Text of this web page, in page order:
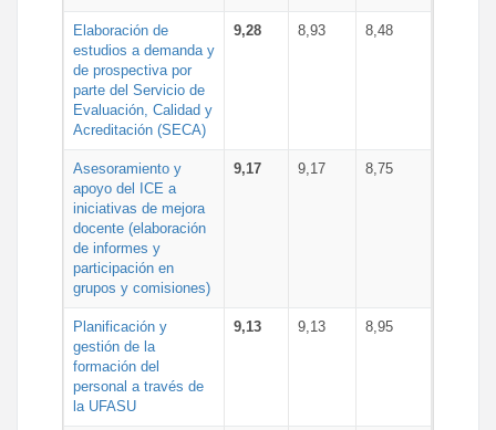
Elaboración de
estudios a demanda y
de prospectiva por
parte del Servicio de
Evaluación, Calidad y
Acreditación (SECA)
9,28 8,93 8,48
Asesoramiento y
apoyo del ICE a
iniciativas de mejora
docente (elaboración
de informes y
participación en
grupos y comisiones)
9,17 9,17 8,75
Planificación y
gestión de la
formación del
personal a través de
la UFASU
9,13 9,13 8,95